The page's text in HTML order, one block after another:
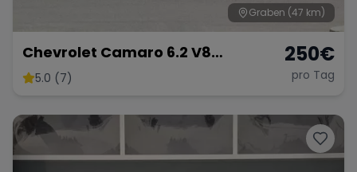
Graben (47 km)
Chevrolet Camaro 6.2 V8
Customkingz
5.0 (7)
250€
pro Tag